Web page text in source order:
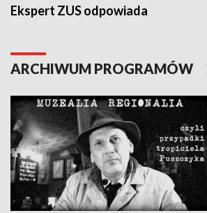
Ekspert ZUS odpowiada
ARCHIWUM PROGRAMÓW